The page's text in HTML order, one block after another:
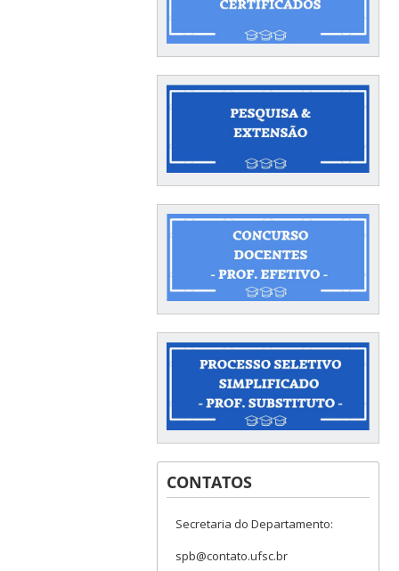
CONTATOS
Secretaria do Departamento:
spb@contato.ufsc.br